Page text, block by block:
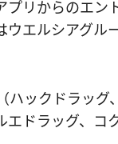
プリからのエ
ウエルシアグ
ックドラッグ
ドラッグ、コ